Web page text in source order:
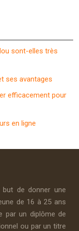
sont-elles très
ses avantages
efficacement pour
en ligne
de donner une
de 16 à 25 ans
par un diplôme de
ou par un titre